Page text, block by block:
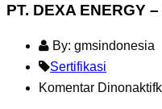
PT. DEXA ENERGY
By: gmsindonesia
Sertifikasi
Komentar